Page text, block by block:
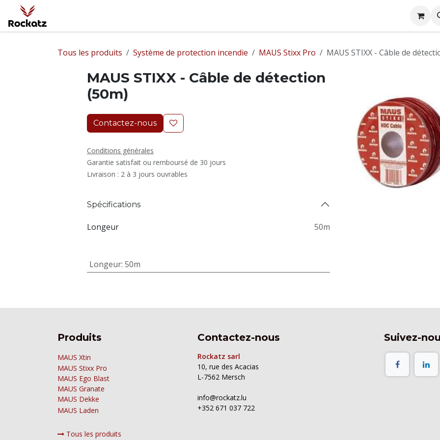
Se rendre au contenu
Tous les produits Système de protection incendie MAUS Stixx Pro MAUS STIXX - Câble de
MAUS STIXX - Câble de détection
(50m)
Contactez-nous
Conditions générales
Garantie satisfait ou remboursé de 30 jours
Livraison : 2 à 3 jours ouvrables
Spécifications
Longeur 50m
Longeur: 50m
Produits
MAUS Xtin
MAUS Stixx Pro
MAUS Ego Blast
MAUS Granate
MAUS Dekke
MAUS Laden
Tous les produits
Contactez-nous
Rockatz sarl
10, rue des Acacias
L-7562 Mersch
info@rockatz.lu
+352 671 037 722
Suivez-